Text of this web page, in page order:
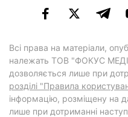
Всі права на матеріали,
належать ТОВ "ФОКУС
дозволяється лише при
розділі "Правила
інформацію, розміщену на
лише при дотриманні